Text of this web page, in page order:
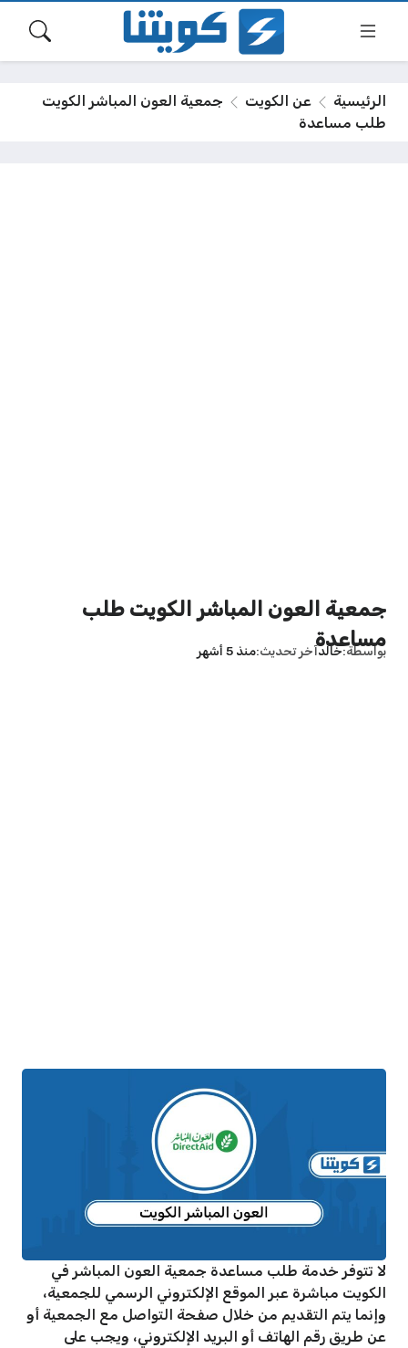
الرئيسية عن الكويت
جمعية العون المباشر الكويت
طلب مساعدة
جمعية العون المباشر الكويت طلب
مساعدة
بواسطة خالدآخر تحديث منذ 5 أشهر
لا تتوفر خدمة طلب مساعدة جمعية العون المباشر في
الكويت مباشرة عبر الموقع الإلكتروني الرسمي للجمعية،
وإنما يتم التقديم من خلال صفحة التواصل مع الجمعية أو
عن طريق رقم الهاتف أو البريد الإلكتروني، ويجب على